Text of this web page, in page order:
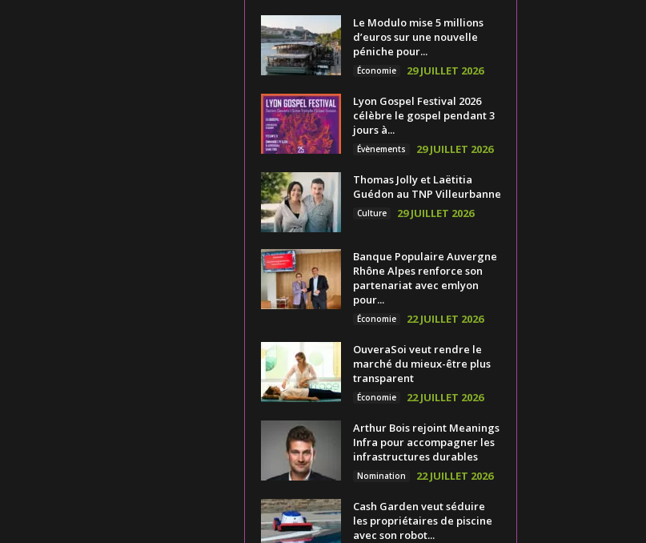
Le Modulo mise 5 millions
d’euros sur une nouvelle
péniche pour...
Économie 29 JUILLET 2026
Lyon Gospel Festival 2026
célèbre le gospel pendant 3
jours à...
Évènements 29 JUILLET 2026
Thomas Jolly et Laëtitia
Guédon au TNP Villeurbanne
Culture 29 JUILLET 2026
Banque Populaire Auvergne
Rhône Alpes renforce son
partenariat avec emlyon
pour...
Économie 22 JUILLET 2026
OuveraSoi veut rendre le
marché du mieux-être plus
transparent
Économie 22 JUILLET 2026
Arthur Bois rejoint Meanings
Infra pour accompagner les
infrastructures durables
Nomination 22 JUILLET 2026
Cash Garden veut séduire
les propriétaires de piscine
avec son robot...